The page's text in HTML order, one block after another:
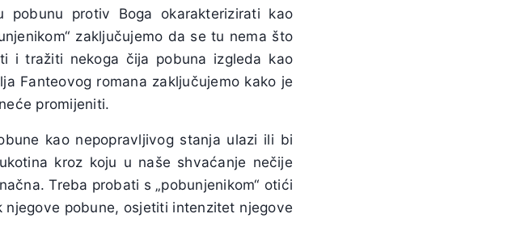
protiv Boga okarakterizirati kao
zaključujemo da se tu nema što
i tražiti nekoga čija pobuna izgleda kao
Fanteovog romana zaključujemo kako je
promijeniti.
kao nepopravljivog stanja ulazi ili bi
kroz koju u naše shvaćanje nečije
Treba probati s „pobunjenikom“ otići
pobune, osjetiti intenzitet njegove